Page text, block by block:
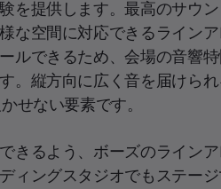
を提供します。最高のサウ
な空間に対応できるライン
ルできるため、会場の音響
。縦方向に広く音を届けら
せない要素です。
きるよう、ボーズのライン
ィングスタジオでもステー